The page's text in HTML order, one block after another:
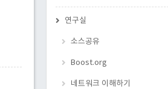
연구실
소스공유
Boost.org
네트워크 이해하기